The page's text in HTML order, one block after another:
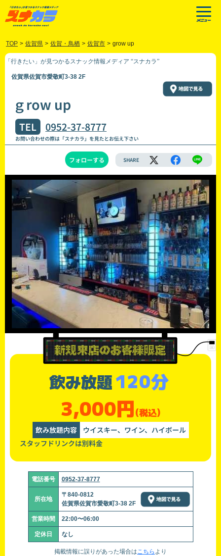
TOP > 佐賀県 > 佐賀・鳥栖 > 佐賀市 > grow up
「行きたい」が見つかるスナック情報メディア “スナカラ”
佐賀県佐賀市愛敬町3-38 2F
ｇrow up
TEL 0952-37-8777
お問い合わせの際は「スナカラ」を見たとお伝え下さい
フォローする SHARE
飲み放題120分
3,000円(税込)
飲み放題内容
ウイスキー、ワイン、ハイボール
スタッフドリンクは別料金
電話番号 0952-37-8777
所在地
〒840-0812
佐賀県佐賀市愛敬町3-38 2F
営業時間 22:00〜06:00
定休日 なし
掲載情報に誤りがあった場合はこちら より